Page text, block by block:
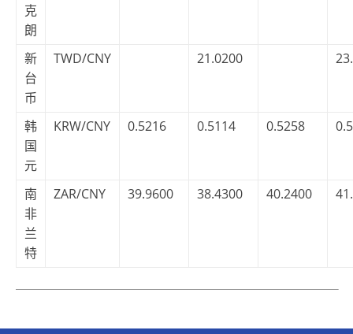
克
朗
新
台
币
TWD/CNY 21.0200
韩
国
元
KRW/CNY 0.5216 0.5114 0.5258
南
非
兰
特
ZAR/CNY 39.9600 38.4300 40.2400